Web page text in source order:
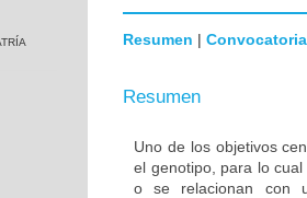
Resumen | Convocatoria
Resumen
Uno de los objetivos
el genotipo, para lo
o se relacionan con